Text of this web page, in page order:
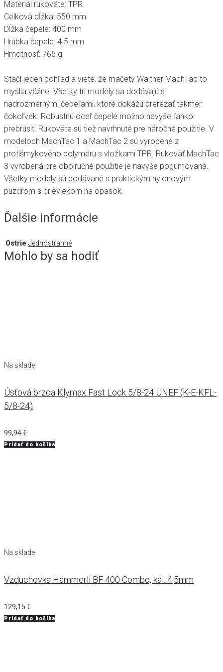
Materiál rukoväte: TPR
Celková dĺžka: 550 mm
Dĺžka čepele: 400 mm
Hrúbka čepele: 4.5 mm
Hmotnosť: 765 g
Stačí jeden pohľad a viete, že mačety Walther MachTac to
myslia vážne. Všetky tri modely sa dodávajú s
nadrozmernými čepeľami, ktoré dokážu prerezať takmer
čokoľvek. Robustnú oceľ čepele možno navyše ľahko
prebrúsiť. Rukoväte sú tiež navrhnuté pre náročné použitie. V
modeloch MachTac 1 a MachTac 2 sú vyrobené z
protišmykového polyméru s vložkami TPR. Rukoväť MachTac
3 vyrobená pre obojručné použitie je navyše pogumovaná.
Všetky modely sú dodávané s praktickým nylonovým
puzdrom s prievlekom na opasok.
Ďalšie informácie
Ostrie Jednostranné
Mohlo by sa hodiť
Na sklade
Úsťová brzda Klymax Fast Lock 5/8-24 UNEF (K-E-KFL-
5/8-24)
99,94€
Pridať do košíka
Na sklade
Vzduchovka Hämmerli BF 400 Combo, kal. 4,5mm
129,15 €
Pridať do košíka